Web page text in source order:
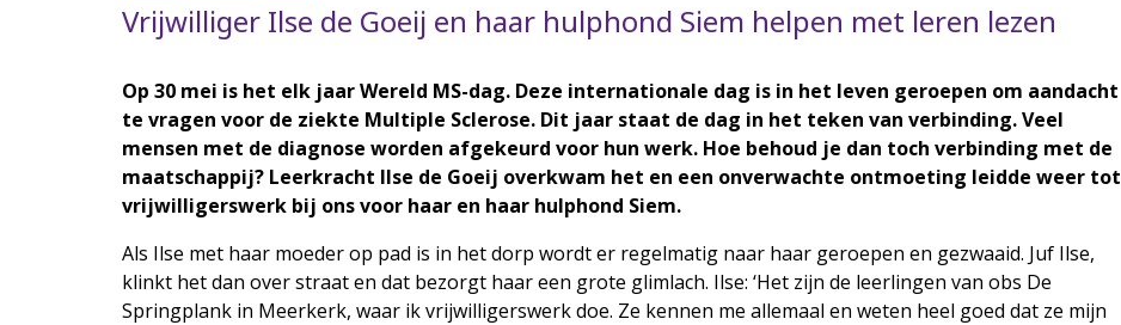
Vrijwilliger Ilse de Goeij en haar hulphond Siem helpen met leren lezen
Op 30 mei is het elk jaar Wereld MS-dag. Deze internationale dag is in het leven geroepen om aandacht
te vragen voor de ziekte Multiple Sclerose. Dit jaar staat de dag in het teken van verbinding. Veel
mensen met de diagnose worden afgekeurd voor hun werk. Hoe behoud je dan toch verbinding met de
maatschappij? Leerkracht Ilse de Goeij overkwam het en een onverwachte ontmoeting leidde weer tot
vrijwilligerswerk bij ons voor haar en haar hulphond Siem.
Als Ilse met haar moeder op pad is in het dorp wordt er regelmatig naar haar geroepen en gezwaaid. Juf Ilse,
klinkt het dan over straat en dat bezorgt haar een grote glimlach. Ilse: ‘Het zijn de leerlingen van obs De
Springplank in Meerkerk, waar ik vrijwilligerswerk doe. Ze kennen me allemaal en weten heel goed dat ze mijn